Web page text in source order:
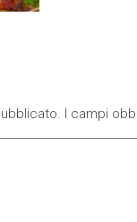
I campi